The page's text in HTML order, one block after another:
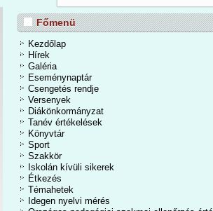
Iskola és Alapfokú Művészeti Iskolában 2026.
is befejeződött a 2025/2026-os tanév. Egy
zártunk. A kihívások mellett számtalan
tanulmányi eredmények tették igazán
Főmenü
Kezdőlap
Hírek
Galéria
Eseménynaptár
Csengetés rendje
Versenyek
Diákönkormányzat
Tanév értékelések
Könyvtár
Sport
Szakkör
Iskolán kívüli sikerek
Étkezés
Témahetek
Idegen nyelvi mérés